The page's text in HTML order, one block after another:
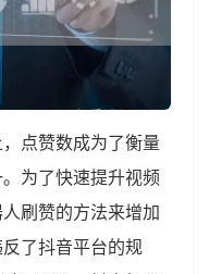
点赞数成为了衡量
为了快速提升视频
刷赞的方法来增加
了抖音平台的规